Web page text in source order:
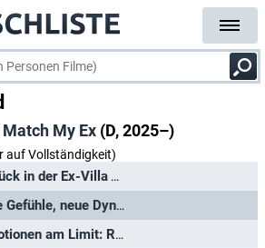
Match My Ex (D, 2025–)
auf Vollständigkeit)
in der Ex-Villa Gast
neue Dynamik
am Limit: Romantik und Ärger